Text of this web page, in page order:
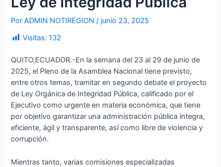
PorADMIN NOTIREGION/ junio 23, 2025
Visitas: 132
QUITO,ECUADOR.-En la semana del 23 al 29 de junio de
2025, el Pleno de la Asamblea Nacional tiene previsto,
entre otros temas, tramitar en segundo debate el proyecto
de Ley Orgánica de Integridad Pública, calificado por el
Ejecutivo como urgente en materia económica, que tiene
por objetivo garantizar una administración pública íntegra,
eficiente, ágil y transparente, así como libre de violencia y
corrupción.
Mientras tanto, varias comisiones especializadas